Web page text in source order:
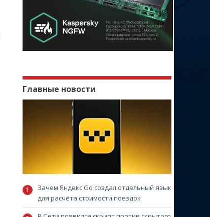
Главные новости
Зачем Яндекс Go создал отдельный язык
для расчёта стоимости поездок